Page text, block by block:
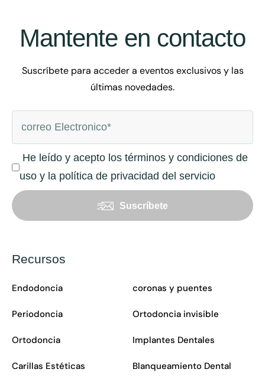
Mantente en contacto
Suscríbete para acceder a eventos exclusivos y las
últimas novedades.
Suscríbete
He leído y acepto los términos y condiciones de
uso y la política de privacidad del servicio
Recursos
Endodoncia
Periodoncia
Ortodoncia
Carillas Estéticas
coronas y puentes
Ortodoncia invisible
Implantes Dentales
Blanqueamiento Dental